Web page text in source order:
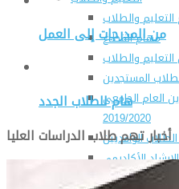
والطلاب
مهام القطاع
والطلاب
المستجدين
العام الجامعى
2019/2020
الوافديين
الإرشاد الأكاديمى
للطالب
من المدرجات إلى العمل
هام للطلاب الجدد
أخبار تهم طلاب الدراسات العليا